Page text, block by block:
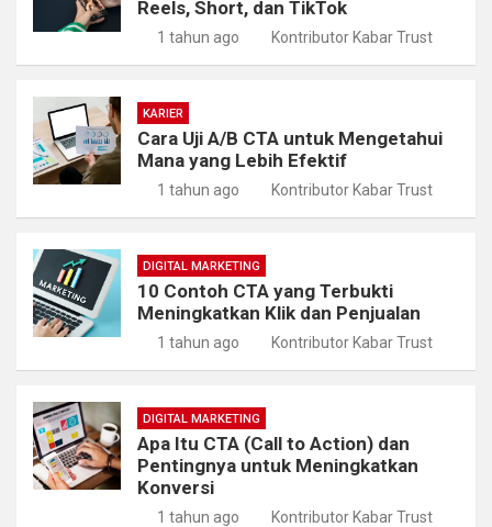
Reels, Short, dan TikTok
1 tahun ago Kontributor Kabar Trust
KARIER
Cara Uji A/B CTA untuk Mengetahui
Mana yang Lebih Efektif
1 tahun ago Kontributor Kabar Trust
DIGITAL MARKETING
10 Contoh CTA yang Terbukti
Meningkatkan Klik dan Penjualan
1 tahun ago Kontributor Kabar Trust
DIGITAL MARKETING
Apa Itu CTA (Call to Action) dan
Pentingnya untuk Meningkatkan
Konversi
1 tahun ago Kontributor Kabar Trust